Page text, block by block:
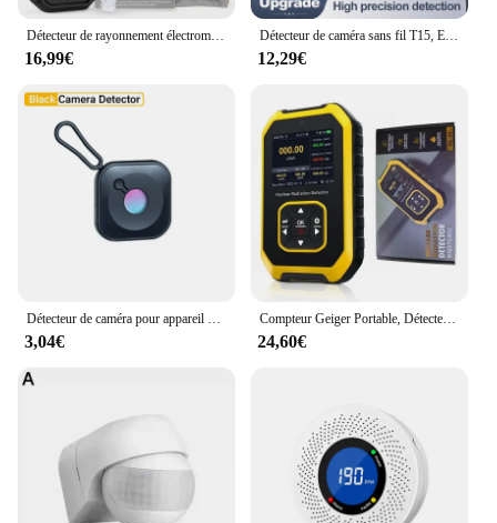
Détecteur de rayonnement électromagnétique EMF01, compteur EMF de haute précision, ondes électromagnétiques domestiques, mesure du rayonnement
16,99€
Détecteur de caméra sans fil T15, EAU infrarouge, détecteur anti-localisation, formateur de recherche GPS professionnel, protection de sécurité
12,29€
3,04€
Compteur Geiger Portable, Détecteur de Rayonnement Nucléaire, Dosimètre Personnel, Testeur de Radioactivité, pour Marbre
24,60€